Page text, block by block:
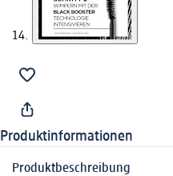
Produktinformationen
Produktbeschreibung